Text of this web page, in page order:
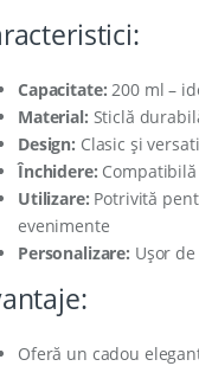
Capacitate: 200 ml –
Material: Sticlă
Design: Clasic și
Închidere:
Utilizare: Potrivită
evenimente
Personalizare: Ușor
Oferă un cadou